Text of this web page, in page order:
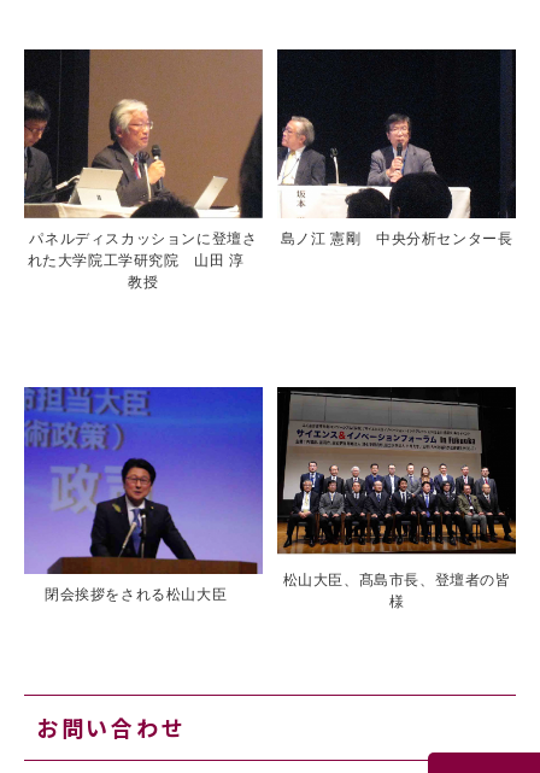
パネルディスカッションに登壇さ
れた大学院工学研究院 山田 淳
教授
島ノ江 憲剛 中央分析センター長
閉会挨拶をされる松山大臣
松山大臣、髙島市長、登壇者の皆
様
お問い合わせ